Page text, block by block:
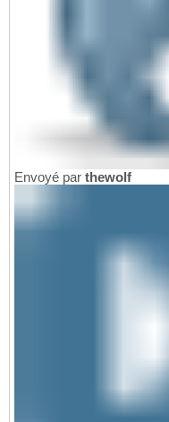
Envoyé par thewolf